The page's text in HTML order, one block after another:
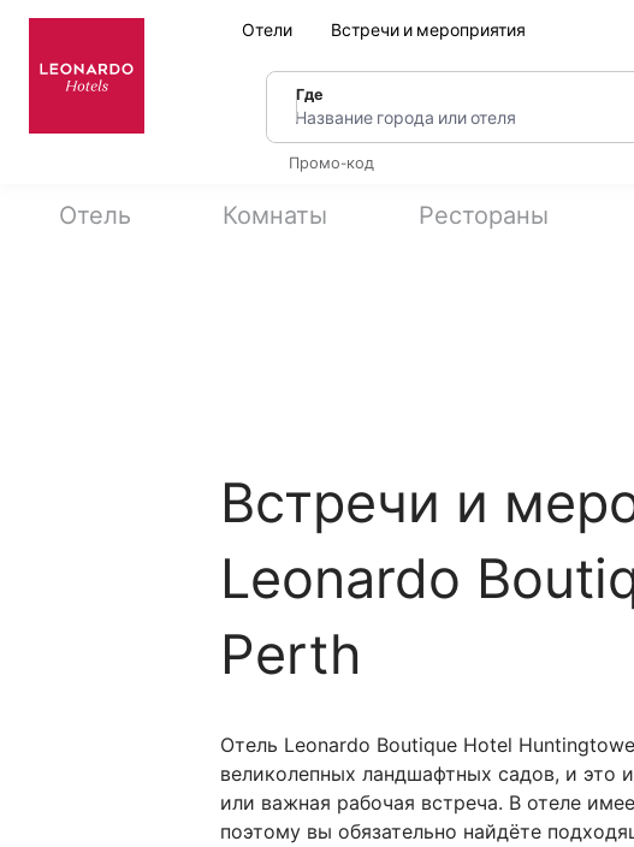
Отели Встречи и мероприятия
Где
Название города или отеля
Промо-код
Отель Комнаты Рестораны
Встречи и
Leonardo
Perth
Отель Leonardo Boutique Hotel
великолепных ландшафтных садов, и это
или важная рабочая встреча. В отеле
поэтому вы обязательно найдёте